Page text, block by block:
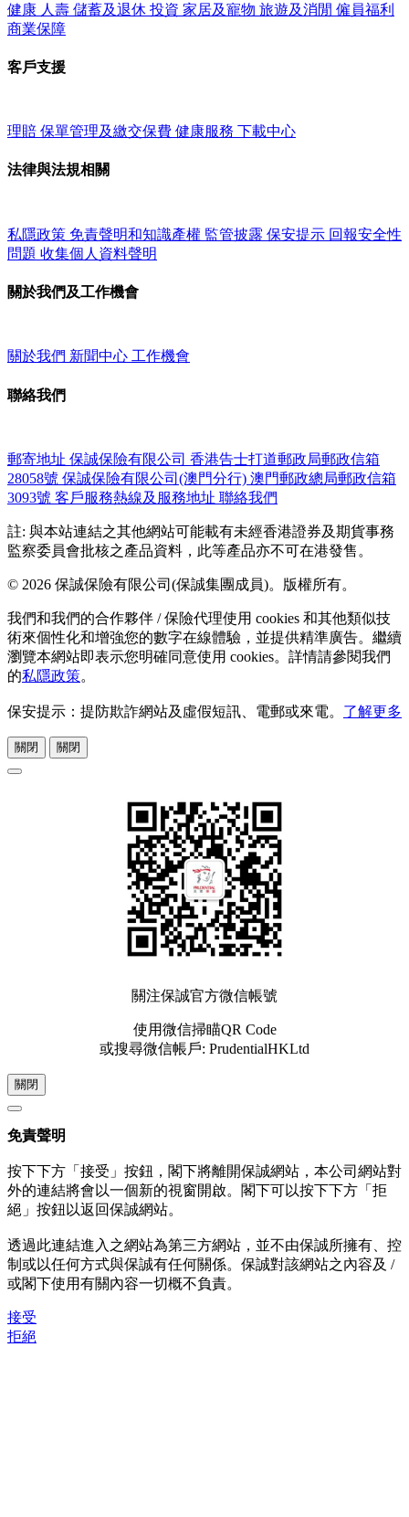
健康 人壽 儲蓄及退休 投資 家居及寵物 旅遊及消閒 僱員福利
商業保障
客戶支援
理賠 保單管理及繳交保費 健康服務 下載中心
法律與法規相關
私隱政策 免責聲明和知識產權 監管披露 保安提示 回報安全性
問題 收集個人資料聲明
關於我們及工作機會
關於我們 新聞中心 工作機會
聯絡我們
郵寄地址 保誠保險有限公司 香港告士打道郵政局郵政信箱
28058號 保誠保險有限公司(澳門分行) 澳門郵政總局郵政信箱
3093號 客戶服務熱線及服務地址 聯絡我們
註: 與本站連結之其他網站可能載有未經香港證券及期貨事務
監察委員會批核之產品資料，此等產品亦不可在港發售。
© 2026 保誠保險有限公司(保誠集團成員)。版權所有。
我們和我們的合作夥伴 / 保險代理使用 cookies 和其他類似技
術來個性化和增強您的數字在線體驗，並提供精準廣告。繼續
瀏覽本網站即表示您明確同意使用 cookies。詳情請參閱我們
的私隱政策。
保安提示：提防欺詐網站及虛假短訊、電郵或來電。 了解更多
關閉 關閉
關注保誠官方微信帳號
使用微信掃瞄QR Code
或搜尋微信帳戶: PrudentialHKLtd
關閉
免責聲明
按下下方「接受」按鈕，閣下將離開保誠網站，本公司網站對
外的連結將會以一個新的視窗開啟。閣下可以按下下方「拒
絕」按鈕以返回保誠網站。
透過此連結進入之網站為第三方網站，並不由保誠所擁有、控
制或以任何方式與保誠有任何關係。保誠對該網站之內容及 /
或閣下使用有關內容一切概不負責。
接受
拒絕